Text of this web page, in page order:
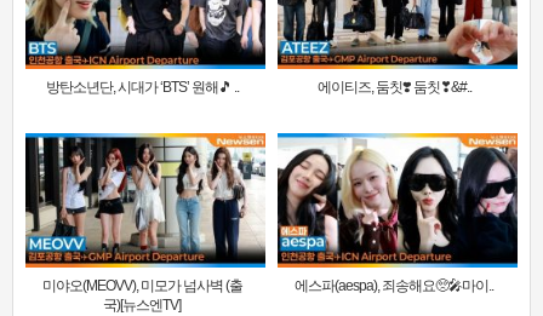
방탄소년단, 시대가 ‘BTS’ 원해🎵 .. 에이티즈, 둠칫❣️ 둠칫❣&#..
미야오(MEOVV), 미모가 넘사벽 (출
국)[뉴스엔TV]
에스파(aespa), 죄송해요🥺🎤마이..